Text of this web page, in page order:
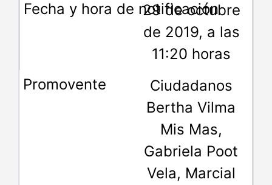
29 de octubre
de 2019, a las
11:20 horas
Ciudadanos
Bertha Vilma
Mis Mas,
Gabriela Poot
Vela, Marcial